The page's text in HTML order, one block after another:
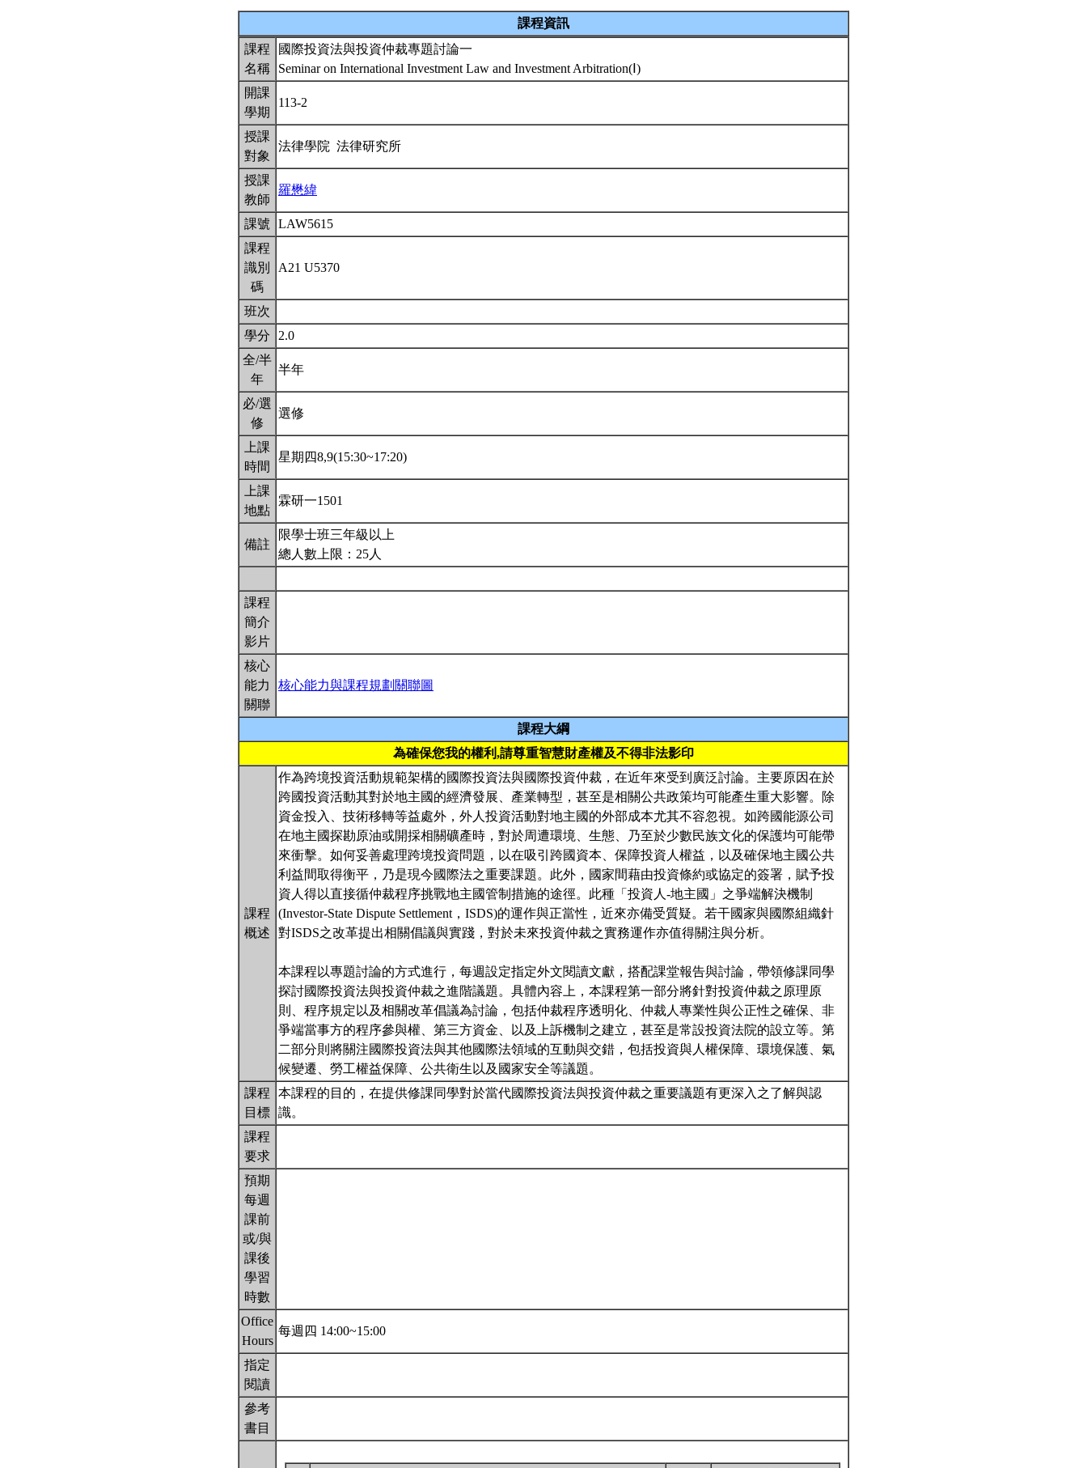
課程資訊
課程
名稱
國際投資法與投資仲裁專題討論一
Seminar on International Investment Law and Investment Arbitration(Ⅰ)
開課
學期
113-2
授課
對象
法律學院 法律研究所
授課
教師
羅懋緯
課號
LAW5615
課程
識別
碼
A21 U5370
班次
學分
2.0
全/半
年
半年
必/選
修
選修
上課
時間
星期四8,9(15:30~17:20)
上課
地點
霖研一1501
備註
限學士班三年級以上
總人數上限：25人
課程
簡介
影片
核心
能力
關聯
核心能力與課程規劃關聯圖
課程大綱
為確保您我的權利,請尊重智慧財產權及不得非法影印
課程
概述
作為跨境投資活動規範架構的國際投資法與國際投資仲裁，在近年來受到廣泛討論。主要原因在於
跨國投資活動其對於地主國的經濟發展、產業轉型，甚至是相關公共政策均可能產生重大影響。除
資金投入、技術移轉等益處外，外人投資活動對地主國的外部成本尤其不容忽視。如跨國能源公司
在地主國探勘原油或開採相關礦產時，對於周遭環境、生態、乃至於少數民族文化的保護均可能帶
來衝擊。如何妥善處理跨境投資問題，以在吸引跨國資本、保障投資人權益，以及確保地主國公共
利益間取得衡平，乃是現今國際法之重要課題。此外，國家間藉由投資條約或協定的簽署，賦予投
資人得以直接循仲裁程序挑戰地主國管制措施的途徑。此種「投資人-地主國」之爭端解決機制
(Investor-State Dispute Settlement，ISDS)的運作與正當性，近來亦備受質疑。若干國家與國際組織針
對ISDS之改革提出相關倡議與實踐，對於未來投資仲裁之實務運作亦值得關注與分析。
本課程以專題討論的方式進行，每週設定指定外文閱讀文獻，搭配課堂報告與討論，帶領修課同學
探討國際投資法與投資仲裁之進階議題。具體內容上，本課程第一部分將針對投資仲裁之原理原
則、程序規定以及相關改革倡議為討論，包括仲裁程序透明化、仲裁人專業性與公正性之確保、非
爭端當事方的程序參與權、第三方資金、以及上訴機制之建立，甚至是常設投資法院的設立等。第
二部分則將關注國際投資法與其他國際法領域的互動與交錯，包括投資與人權保障、環境保護、氣
候變遷、勞工權益保障、公共衛生以及國家安全等議題。
課程
目標
本課程的目的，在提供修課同學對於當代國際投資法與投資仲裁之重要議題有更深入之了解與認
識。
課程
要求
預期
每週
課前
或/與
課後
學習
時數
Office
Hours
每週四 14:00~15:00
指定
閱讀
參考
書目